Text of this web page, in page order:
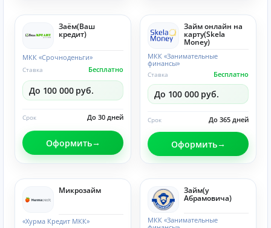
Заём(Ваш
кредит)
МКК «Срочноденьги»
Бесплатно
Ставка
До 100 000 руб.
До 30 дней
Срок
Оформить
Займ онлайн на
карту(Skela
Money)
МКК «Занимательные
финансы»
Бесплатно
Ставка
До 100 000 руб.
До 365 дней
Срок
Оформить
Микрозайм
«Хурма Кредит МКК»
Займ(у
Абрамовича)
МКК «Занимательные